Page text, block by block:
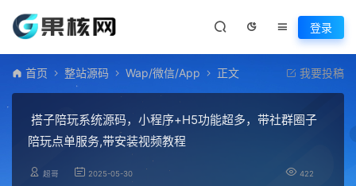
登录
首页 整站源码 Wap/微信/App 正文 我要投稿
搭子陪玩系统源码，小程序+H5功能超多，带社群圈子
陪玩点单服务,带安装视频教程
超哥 2025-05-30 422